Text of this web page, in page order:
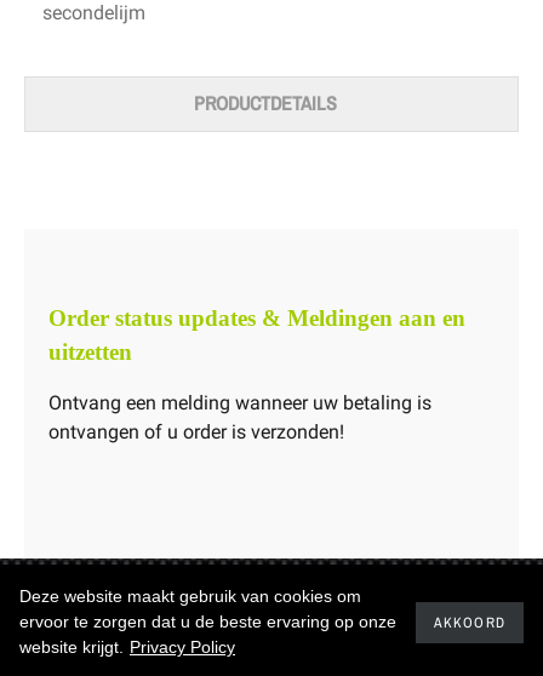
secondelijm
PRODUCTDETAILS
Order status updates & Meldingen aan en
uitzetten
Ontvang een melding wanneer uw betaling is
ontvangen of u order is verzonden!
Copyrights ©2019Carbonwinkel.nl
Realisatie
Deze website maakt gebruik van cookies om
ervoor te zorgen dat u de beste ervaring op onze
website krijgt.
Privacy Policy
AKKOORD